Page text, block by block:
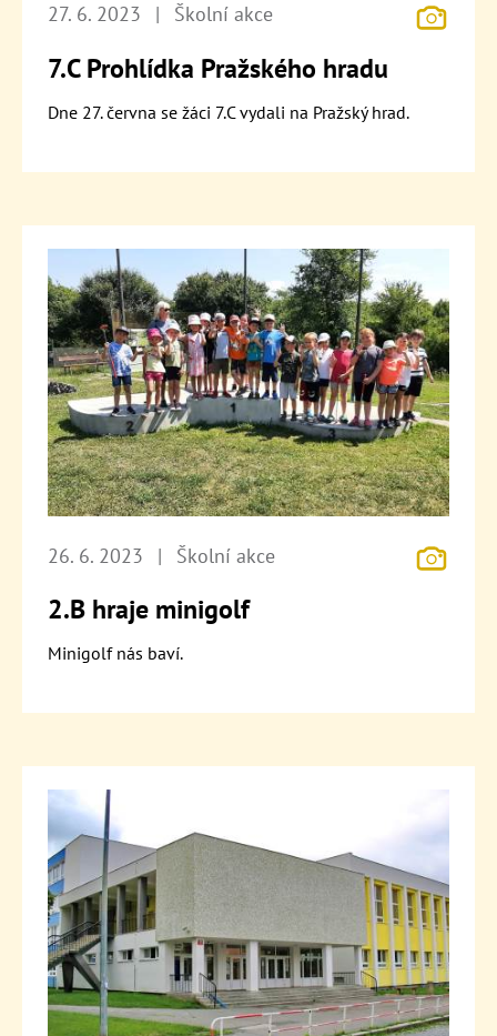
27. 6. 2023 | Školní akce
7.C Prohlídka Pražského hradu
Dne 27. června se žáci 7.C vydali na Pražský hrad.
26. 6. 2023 | Školní akce
2.B hraje minigolf
Minigolf nás baví.